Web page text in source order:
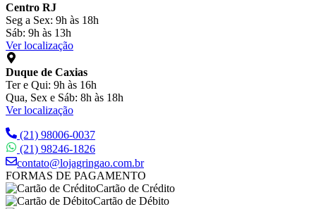
Centro RJ
Seg a Sex: 9h às 18h
Sáb: 9h às 13h
Ver localização
Duque de Caxias
Ter e Qui: 9h às 16h
Qua, Sex e Sáb: 8h às 18h
Ver localização
(21) 98006-0037
(21) 98246-1826
contato@lojagringao.com.br
FORMAS DE PAGAMENTO
Cartão de Crédito
Cartão de Débito